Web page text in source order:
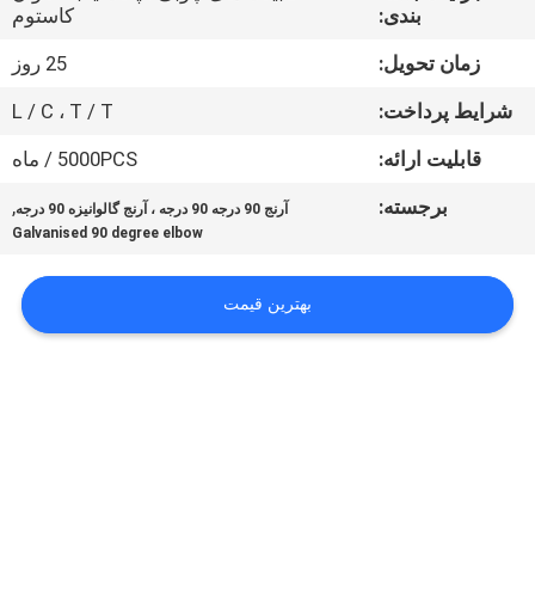
ما
تماس
اخبار
پرونده
بندی:
کاستوم
زمان تحویل:
25 روز
شرایط پرداخت:
L / C ، T / T
قابلیت ارائه:
5000PCS / ماه
برجسته:
آرنج 90 درجه 90 درجه ، آرنج گالوانیزه 90 درجه ,
Galvanised 90 degree elbow
بهترین قیمت